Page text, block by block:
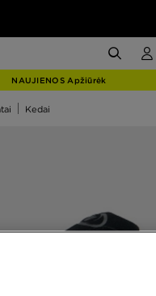
NAUJIENOS Apžiūrėk
Kedai